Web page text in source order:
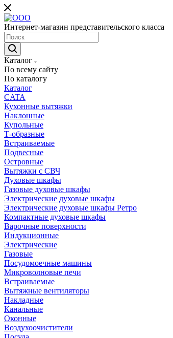
Интернет-магазин представительского класса
Каталог
По всему сайту
По каталогу
Каталог
CATA
Кухонные вытяжки
Наклонные
Купольные
Т-образные
Встраиваемые
Подвесные
Островные
Вытяжки с СВЧ
Духовые шкафы
Газовые духовые шкафы
Электрические духовые шкафы
Электрические духовые шкафы Ретро
Компактные духовые шкафы
Варочные поверхности
Индукционные
Электрические
Газовые
Посудомоечные машины
Микроволновые печи
Встраиваемые
Вытяжные вентиляторы
Накладные
Канальные
Оконные
Воздухоочистители